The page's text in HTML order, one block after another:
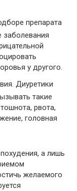
препарата
заболевания
у другого.
Диуретики
такие
рвота,
головная
а лишь
желаемого